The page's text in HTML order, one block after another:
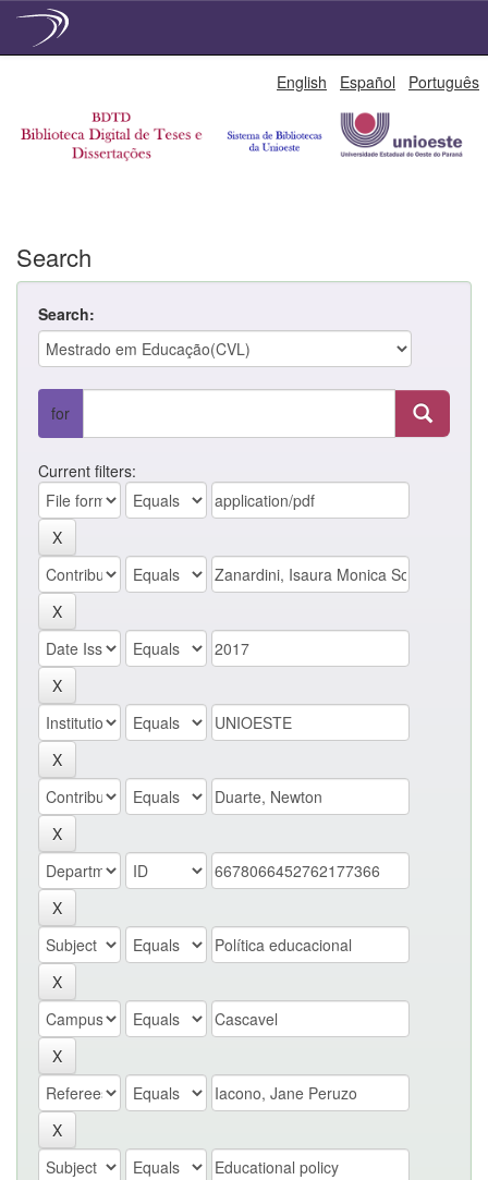
English Español Português
Search
Search:
for
Current filters: